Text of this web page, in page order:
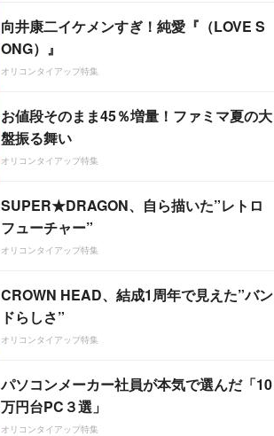
向井康二イケメンすぎ！純愛『（LOVE S
ONG）』
オリコンタイアップ特集
お値段そのまま45％増量！ファミマ夏の大
盤振る舞い
オリコンタイアップ特集
SUPER★DRAGON、自ら描いた”レトロ
フューチャー”
オリコンタイアップ特集
CROWN HEAD、結成1周年で見えた”バン
ドらしさ”
オリコンタイアップ特集
パソコンメーカー社員が本気で選んだ「10
万円台PC３選」
オリコンタイアップ特集